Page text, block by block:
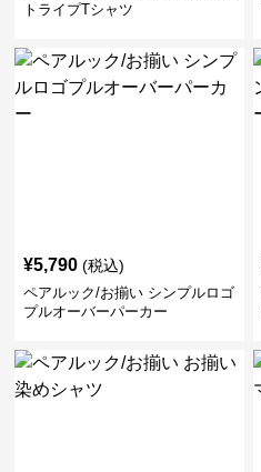
トライプTシャツ
¥5,790 (税込)
ペアルック/お揃い シンプルロゴ
プルオーバーパーカー